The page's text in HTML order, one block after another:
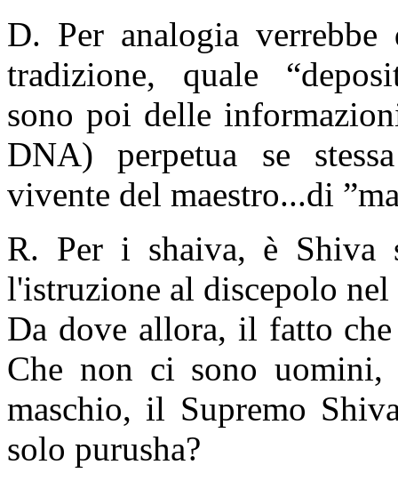
D. Per analogia
tradizione, quale
sono poi delle
DNA) perpetua se
vivente del maestro...di
R. Per i shaiva, è Shiva
l'istruzione al discepolo nel
Da dove allora, il fatto
Che non ci sono
maschio, il Supremo
solo purusha?